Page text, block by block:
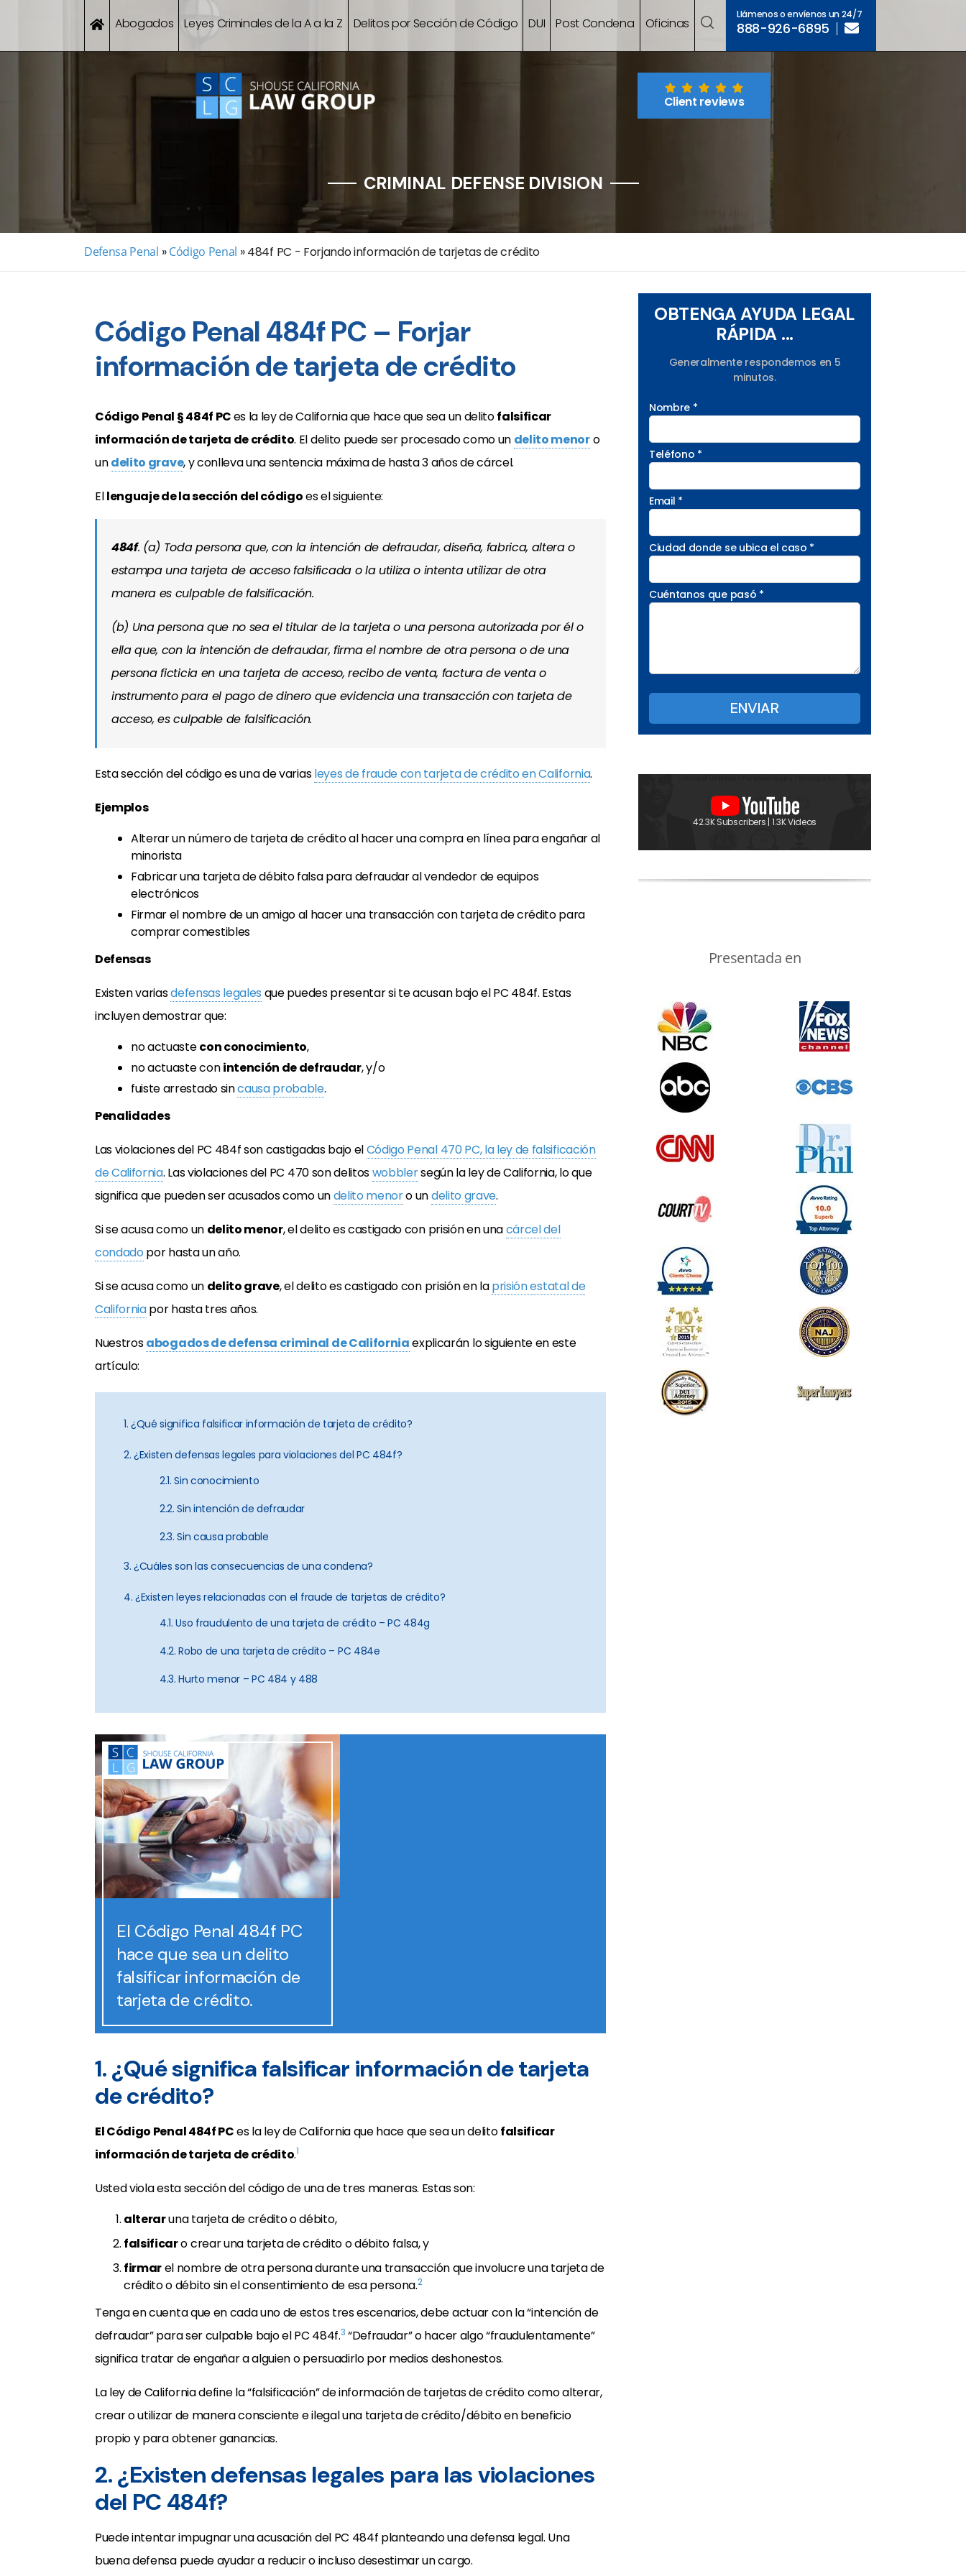
Abogados Leyes Criminales de la A a la Z Delitos por Sección de Código DUI Post Condena Oficinas
Llámenos o envíenos un 24/7
888-926-6895
Client reviews
CRIMINAL DEFENSE DIVISION
Defensa Penal » Código Penal »484f PC - Forjando información de tarjetas de crédito
Código Penal 484f PC – Forjar
información de tarjeta de crédito
Código Penal § 484f PCes la ley de California que hace que sea un delitofalsificar
información de tarjeta de crédito. El delito puede ser procesado como un delito menoro
undelito grave, y conlleva una sentencia máxima de hasta 3 años de cárcel.
Ellenguaje de la sección del códigoes el siguiente:
484f. (a) Toda persona que, con la intención de defraudar, diseña, fabrica, altera o
estampa una tarjeta de acceso falsificada o la utiliza o intenta utilizar de otra
manera es culpable de falsificación.
(b) Una persona que no sea el titular de la tarjeta o una persona autorizada por él o
ella que, con la intención de defraudar, firma el nombre de otra persona o de una
persona ficticia en una tarjeta de acceso, recibo de venta, factura de venta o
instrumento para el pago de dinero que evidencia una transacción con tarjeta de
acceso, es culpable de falsificación.
Esta sección del código es una de variasleyes de fraude con tarjeta de crédito en California.
Ejemplos
Alterar un número de tarjeta de crédito al hacer una compra en línea para engañar al
minorista
Fabricar una tarjeta de débito falsa para defraudar al vendedor de equipos
electrónicos
Firmar el nombre de un amigo al hacer una transacción con tarjeta de crédito para
comprar comestibles
Defensas
Existen variasdefensas legales que puedes presentar si te acusan bajo el PC 484f. Estas
incluyen demostrar que:
no actuastecon conocimiento,
no actuaste conintención de defraudar, y/o
fuiste arrestado sincausa probable.
Penalidades
Las violaciones del PC 484f son castigadas bajo elCódigo Penal 470 PC, la ley de falsificación
de California. Las violaciones del PC 470 son delitoswobblersegún la ley de California, lo que
significa que pueden ser acusados como undelito menoro undelito grave.
Si se acusa como un delito menor, el delito es castigado con prisión en unacárcel del
condado por hasta un año.
Si se acusa como un delito grave, el delito es castigado con prisión en laprisión estatal de
Californiapor hasta tres años.
Nuestrosabogados de defensa criminal de Californiaexplicarán lo siguiente en este
artículo:
1. ¿Qué significa falsificar información de tarjeta de crédito?
2. ¿Existen defensas legales para violaciones del PC 484f?
2.1. Sin conocimiento
2.2. Sin intención de defraudar
2.3. Sin causa probable
3. ¿Cuáles son las consecuencias de una condena?
4. ¿Existen leyes relacionadas con el fraude de tarjetas de crédito?
4.1. Uso fraudulento de una tarjeta de crédito – PC 484g
4.2. Robo de una tarjeta de crédito – PC 484e
4.3. Hurto menor – PC 484 y 488
El Código Penal 484f PC
hace que sea un delito
falsificar información de
tarjeta de crédito.
1. ¿Qué significa falsificar información de tarjeta
de crédito?
El Código Penal 484f PCes la ley de California que hace que sea un delitofalsificar
información de tarjeta de crédito.1
Usted viola esta sección del código de una de tres maneras. Estas son:
alteraruna tarjeta de crédito o débito,
falsificaro crear una tarjeta de crédito o débito falsa, y
firmarel nombre de otra persona durante una transacción que involucre una tarjeta de
crédito o débito sin el consentimiento de esa persona.2
Tenga en cuenta que en cada uno de estos tres escenarios, debe actuar con la “intención de
defraudar” para ser culpable bajo el PC 484f.3 “Defraudar” o hacer algo “fraudulentamente”
significa tratar de engañar a alguien o persuadirlo por medios deshonestos.
La ley de California define la “falsificación” de información de tarjetas de crédito como alterar,
crear o utilizar de manera consciente e ilegal una tarjeta de crédito/débito en beneficio
propio y para obtener ganancias.
2. ¿Existen defensas legales para las violaciones
del PC 484f?
Puede intentar impugnar una acusación del PC 484f planteando una defensa legal. Una
buena defensa puede ayudar a reducir o incluso desestimar un cargo.
OBTENGA AYUDA LEGAL
RÁPIDA ...
Generalmente respondemos en 5
minutos.
Nombre *
Teléfono *
Email *
Ciudad donde se ubica el caso *
Cuéntanos que pasó *
42.3K Subscribers | 1.3K Videos
Presentada en